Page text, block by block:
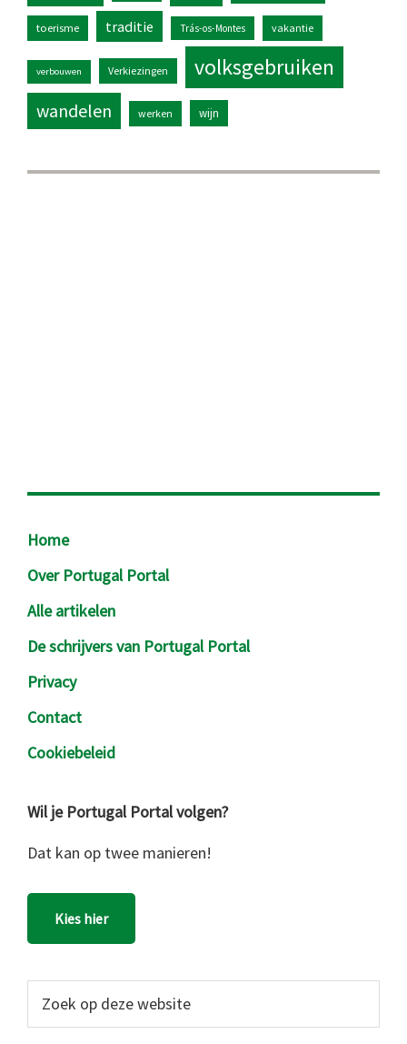
toerisme traditie Trás-os-Montes vakantie
verbouwen Verkiezingen volksgebruiken
wandelen werken wijn
Footer
Home
Over Portugal Portal
Alle artikelen
De schrijvers van Portugal Portal
Privacy
Contact
Cookiebeleid
Wil je Portugal Portal volgen?
Dat kan op twee manieren!
Kies hier